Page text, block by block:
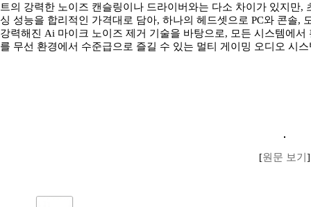
트의 강력한 노이즈 캔슬링이나 드라이버와는 다소 차이가 있지만
싱 성능을 합리적인 가격대로 담아, 하나의 헤드셋으로 PC와 콘솔,
강력해진 Ai 마이크 노이즈 제거 기술을 바탕으로, 모든 시스템에
를 무선 환경에서 수준급으로 즐길 수 있는 멀티 게이밍 오디오 시
[원문 보기 ]